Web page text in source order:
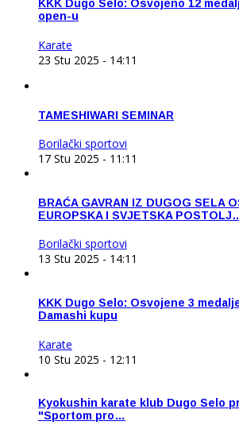
KKK Dugo Selo: Osvojeno 12
open-u
Karate
23 Stu 2025 - 14:11
TAMESHIWARI SEMINAR
Borilački sportovi
17 Stu 2025 - 11:11
BRAĆA GAVRAN IZ DUGOG SELA
EUROPSKA I SVJETSKA
Borilački sportovi
13 Stu 2025 - 14:11
KKK Dugo Selo: Osvojene 3
Damashi kupu
Karate
10 Stu 2025 - 12:11
Kyokushin karate klub Dugo Selo
"Sportom pro…